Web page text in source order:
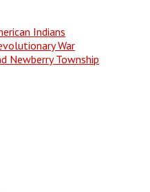
Indians
War
Newberry Township